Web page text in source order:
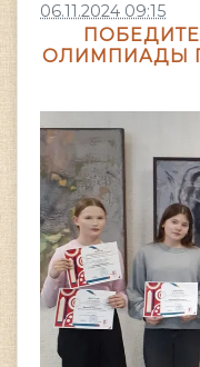
06.11.2024 09:15
ОЛИМПИАДЫ